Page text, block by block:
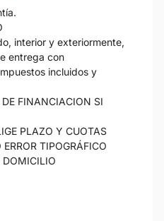
interior y exteriormente,
entrega con
incluidos y
FINANCIACION SI
PLAZO Y CUOTAS
TIPOGRÁFICO
DOMICILIO